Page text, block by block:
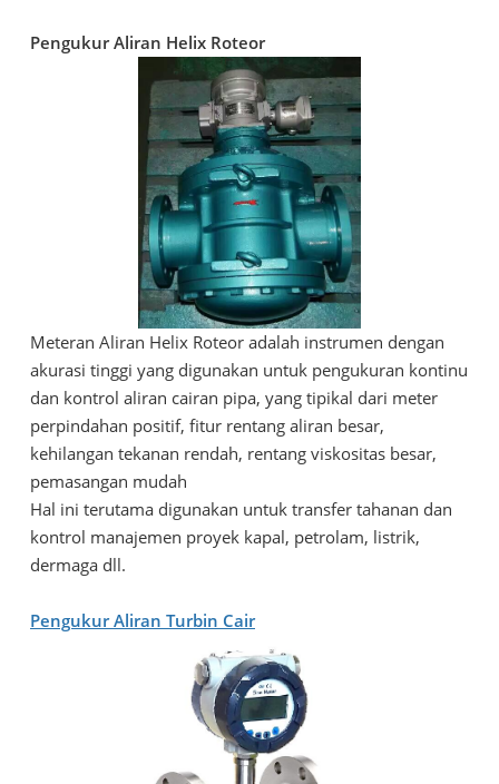
Pengukur Aliran Helix Roteor
Meteran Aliran Helix Roteor adalah instrumen dengan
akurasi tinggi yang digunakan untuk pengukuran kontinu
dan kontrol aliran cairan pipa, yang tipikal dari meter
perpindahan positif, fitur rentang aliran besar,
kehilangan tekanan rendah, rentang viskositas besar,
pemasangan mudah
Hal ini terutama digunakan untuk transfer tahanan dan
kontrol manajemen proyek kapal, petrolam, listrik,
dermaga dll.
Pengukur Aliran Turbin Cair